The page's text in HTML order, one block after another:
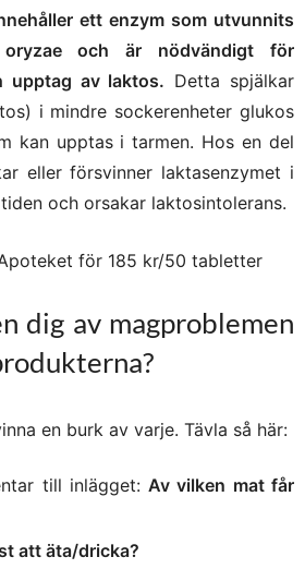
ett enzym som utvunnits
och är nödvändigt för
upptag av laktos. Detta spjälkar
i mindre sockerenheter glukos
kan upptas i tarmen. Hos en del
eller försvinner laktasenzymet i
och orsakar laktosintolerans.
för 185 kr/50 tabletter
dig av magproblemen
en burk av varje. Tävla så här:
till inlägget:Av vilken mat får
att äta/dricka?